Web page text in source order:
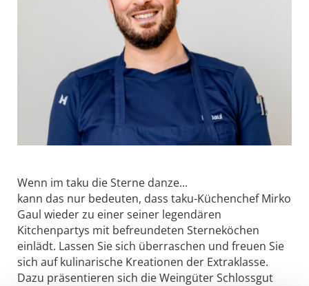
Wenn im taku die Sterne danze...
kann das nur bedeuten, dass taku-Küchenchef Mirko
Gaul wieder zu einer seiner legendären
Kitchenpartys mit befreundeten Sterneköchen
einlädt. Lassen Sie sich überraschen und freuen Sie
sich auf kulinarische Kreationen der Extraklasse.
Dazu präsentieren sich die Weingüter Schlossgut